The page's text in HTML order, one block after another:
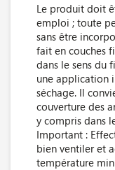
Le produit doit
emploi ; toute
sans être
fait en couches
dans le sens du
une application
séchage. Il
couverture des
y compris dans
Important :
bien ventiler et
température